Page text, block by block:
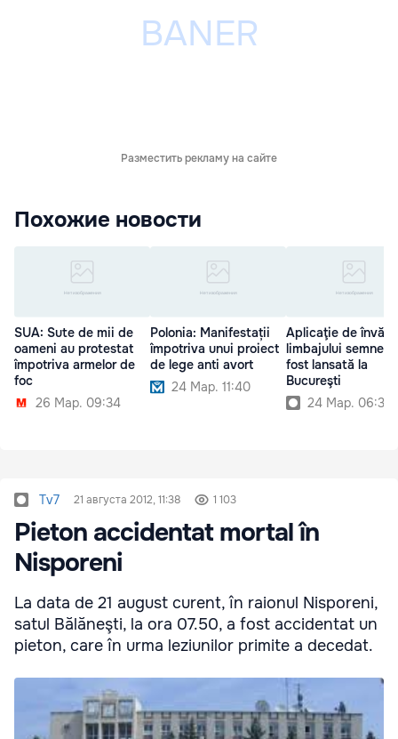
Разместить рекламу на сайте
Похожие новости
SUA: Sute de mii de
oameni au protestat
împotriva armelor de
foc
26 Мар. 09:34
Polonia: Manifestații
împotriva unui proiect
de lege anti avort
24 Мар. 11:40
Aplicaţie de
limbajului
fost lansată la
Bucureşti
24 Мар. 06:30
Tv7 21 августа 2012, 11:38 1 103
Pieton accidentat mortal în
Nisporeni
La data de 21 august curent, în raionul Nisporeni,
satul Bălăneşti, la ora 07.50, a fost accidentat un
pieton, care în urma leziunilor primite a decedat.